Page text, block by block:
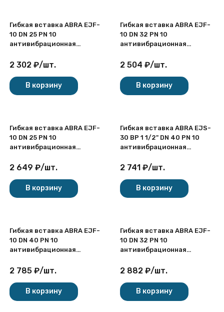
Гибкая вставка ABRA EJF-
10 DN 25 PN 10
антивибрационная
2 302 ₽/шт.
В корзину
Гибкая вставка ABRA EJF-
10 DN 32 PN 10
антивибрационная
2 504 ₽/шт.
В корзину
Гибкая вставка ABRA EJF-
10 DN 25 PN 10
антивибрационная
2 649 ₽/шт.
В корзину
Гибкая вставка ABRA EJS-
30 ВР 1 1/2" DN 40 PN 10
антивибрационная
2 741 ₽/шт.
В корзину
Гибкая вставка ABRA EJF-
10 DN 40 PN 10
антивибрационная
2 785 ₽/шт.
В корзину
Гибкая вставка ABRA EJF-
10 DN 32 PN 10
антивибрационная
2 882 ₽/шт.
В корзину